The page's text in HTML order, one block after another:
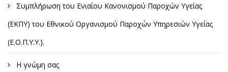
Συμπλήρωση του Ενιαίου Κανονισμού Παροχών Υγείας
(ΕΚΠΥ) του Εθνικού Οργανισμού Παροχών Υπηρεσιών Υγείας
(Ε.Ο.Π.Υ.Υ.).
Η γνώμη σας